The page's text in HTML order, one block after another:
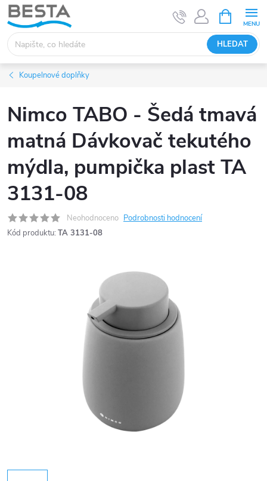
Přejít
na
obsah
HLEDAT
NÁKUPNÍ
KOŠÍK
Koupelnové doplňky
Nimco TABO - Šedá tmavá
matná Dávkovač tekutého
mýdla, pumpička plast TA
3131-08
Neohodnoceno Podrobnosti hodnocení
Kód produktu: TA 3131-08